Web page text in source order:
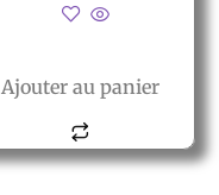
Ajouter au panier